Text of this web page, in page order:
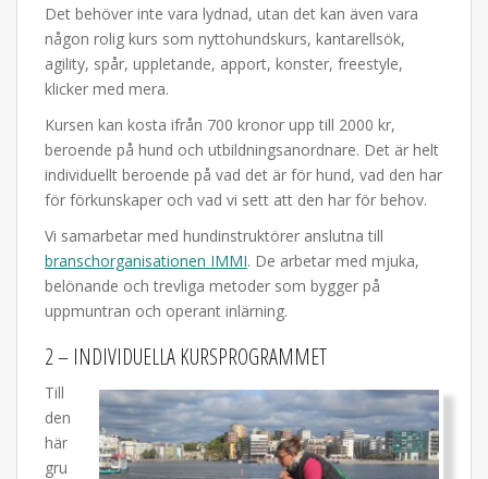
Det behöver inte vara lydnad, utan det kan även vara
någon rolig kurs som nyttohundskurs, kantarellsök,
agility, spår, uppletande, apport, konster, freestyle,
klicker med mera.
Kursen kan kosta ifrån 700 kronor upp till 2000 kr,
beroende på hund och utbildningsanordnare. Det är helt
individuellt beroende på vad det är för hund, vad den har
för förkunskaper och vad vi sett att den har för behov.
Vi samarbetar med hundinstruktörer anslutna till
branschorganisationen IMMI. De arbetar med mjuka,
belönande och trevliga metoder som bygger på
uppmuntran och operant inlärning.
2 – INDIVIDUELLA KURSPROGRAMMET
Till
den
här
gru